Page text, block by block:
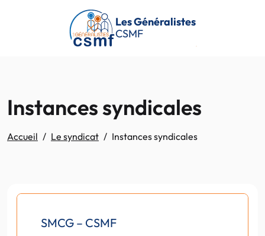
Passer au contenu principal
Les Généralistes
CSMF
Instances syndicales
Accueil Le syndicat Instances syndicales
SMCG – CSMF